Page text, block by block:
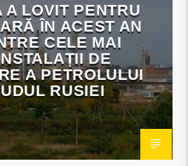
A LOVIT PENTRU
ÎN ACEST AN
CELE MAI
DE
A PETROLULUI
RUSIEI